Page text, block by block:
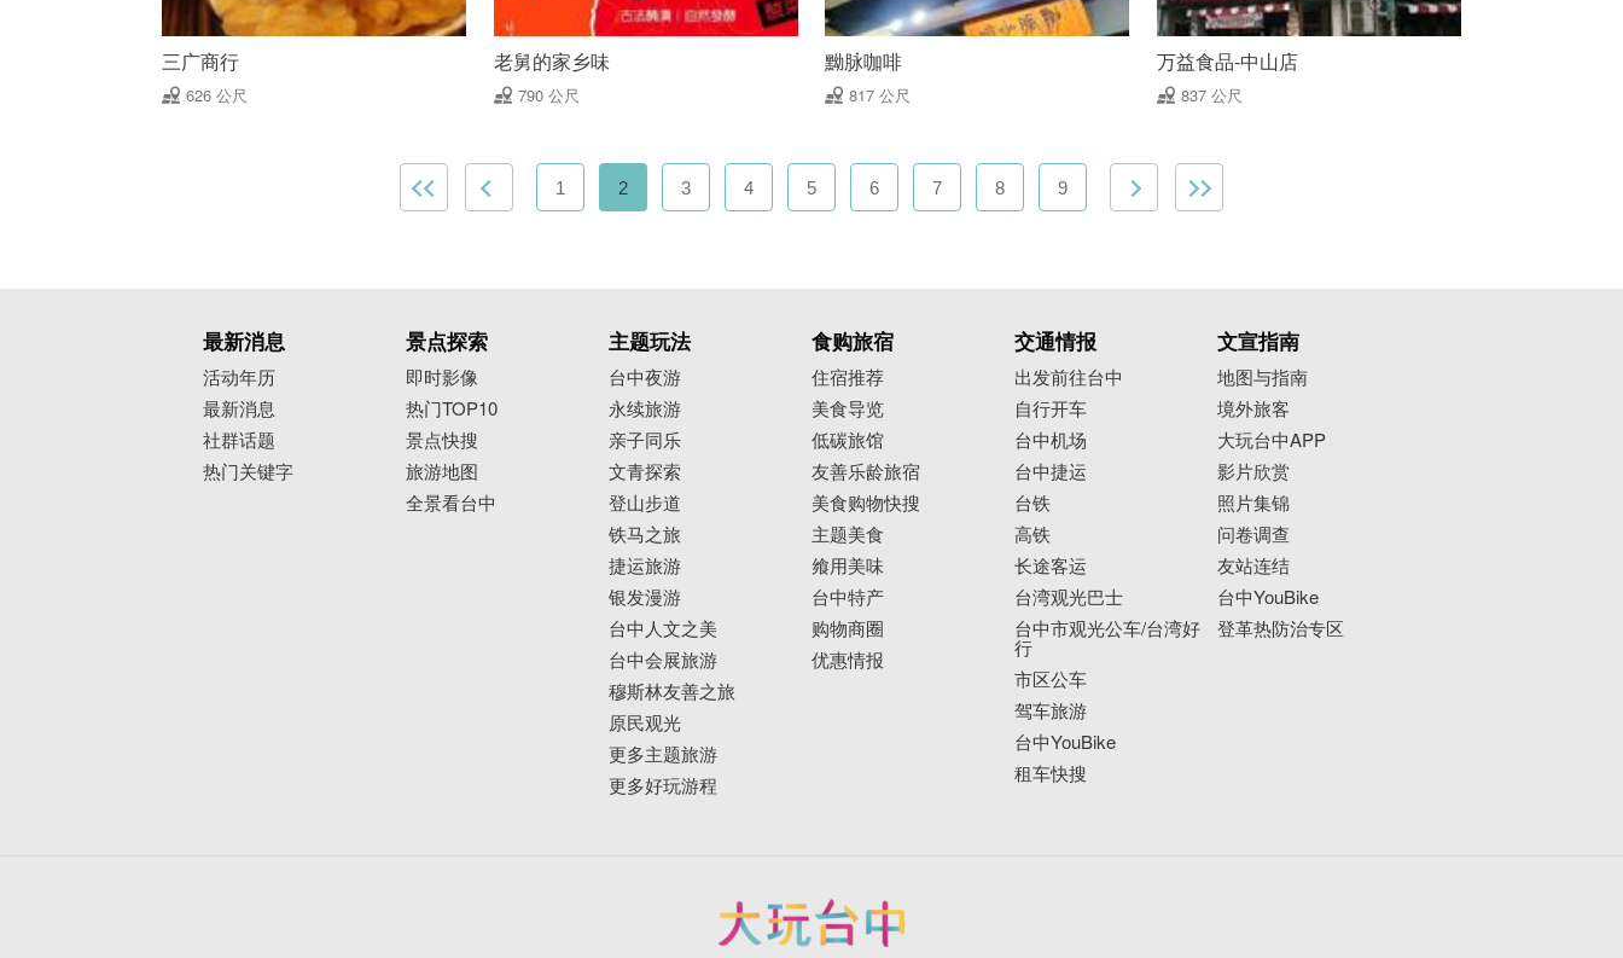
三广商行
626 公尺
老舅的家乡味
790 公尺
黝脉咖啡
817 公尺
万益食品-中山店
837 公尺
1 2 3 4 5 6 7 8 9
最新消息
活动年历
最新消息
社群话题
热门关键字
景点探索
即时影像
热门TOP10
景点快搜
旅游地图
全景看台中
主题玩法
台中夜游
永续旅游
亲子同乐
文青探索
登山步道
铁马之旅
捷运旅游
银发漫游
台中人文之美
台中会展旅游
穆斯林友善之旅
原民观光
更多主题旅游
更多好玩游程
食购旅宿
住宿推荐
美食导览
低碳旅馆
友善乐龄旅宿
美食购物快搜
主题美食
飨用美味
台中特产
购物商圈
优惠情报
交通情报
出发前往台中
自行开车
台中机场
台中捷运
台铁
高铁
长途客运
台湾观光巴士
台中市观光公车/台湾好
行
市区公车
驾车旅游
台中YouBike
租车快搜
文宣指南
地图与指南
境外旅客
大玩台中APP
影片欣赏
照片集锦
问卷调查
友站连结
台中YouBike
登革热防治专区